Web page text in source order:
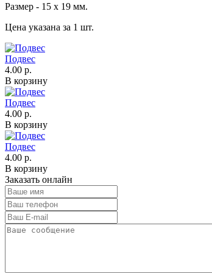
Размер - 15 х 19 мм.
Цена указана за 1 шт.
Подвес
4.00 р.
В корзину
Подвес
4.00 р.
В корзину
Подвес
4.00 р.
В корзину
Заказать онлайн